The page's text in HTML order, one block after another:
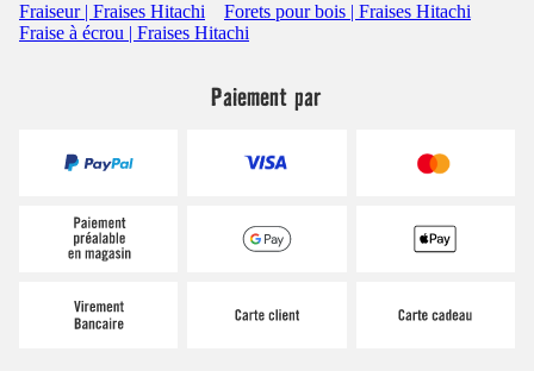
Fraiseur | Fraises Hitachi
Forets pour bois | Fraises Hitachi
Fraise à écrou | Fraises Hitachi
Paiement par